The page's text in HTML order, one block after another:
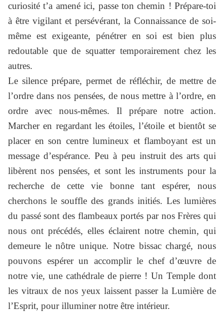
curiosité t’a amené ici, passe ton chemin ! Prépare-toi
à être vigilant et persévérant, la Connaissance de soi-
même est exigeante, pénétrer en soi est bien plus
redoutable que de squatter temporairement chez les
autres.
Le silence prépare, permet de réfléchir, de mettre de
l’ordre dans nos pensées, de nous mettre à l’ordre, en
ordre avec nous-mêmes. Il prépare notre action.
Marcher en regardant les étoiles, l’étoile et bientôt se
placer en son centre lumineux et flamboyant est un
message d’espérance. Peu à peu instruit des arts qui
libèrent nos pensées, et sont les instruments pour la
recherche de cette vie bonne tant espérer, nous
cherchons le souffle des grands initiés. Les lumières
du passé sont des flambeaux portés par nos Frères qui
nous ont précédés, elles éclairent notre chemin, qui
demeure le nôtre unique. Notre bissac chargé, nous
pouvons espérer un accomplir le chef d’œuvre de
notre vie, une cathédrale de pierre ! Un Temple dont
les vitraux de nos yeux laissent passer la Lumière de
l’Esprit, pour illuminer notre être intérieur.